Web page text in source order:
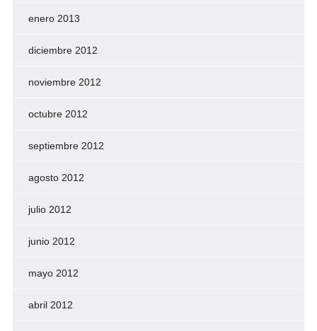
enero 2013
diciembre 2012
noviembre 2012
octubre 2012
septiembre 2012
agosto 2012
julio 2012
junio 2012
mayo 2012
abril 2012